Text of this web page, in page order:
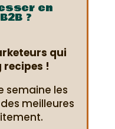
en
?
qui
recipes !
semaine les
meilleures